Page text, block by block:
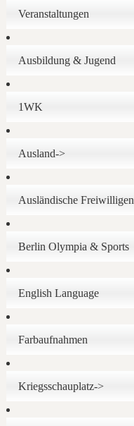
Veranstaltungen
Ausbildung & Jugend
1WK
Ausland->
Ausländische Freiwilligen
Berlin Olympia & Sports
English Language
Farbaufnahmen
Kriegsschauplatz->